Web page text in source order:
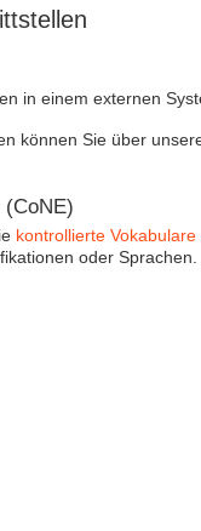
in einem externen
können Sie über
(CoNE)
kontrollierte Vokabulare
oder Sprachen.